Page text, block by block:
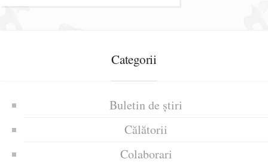
Categorii
Buletin de știri
Călătorii
Colaborari